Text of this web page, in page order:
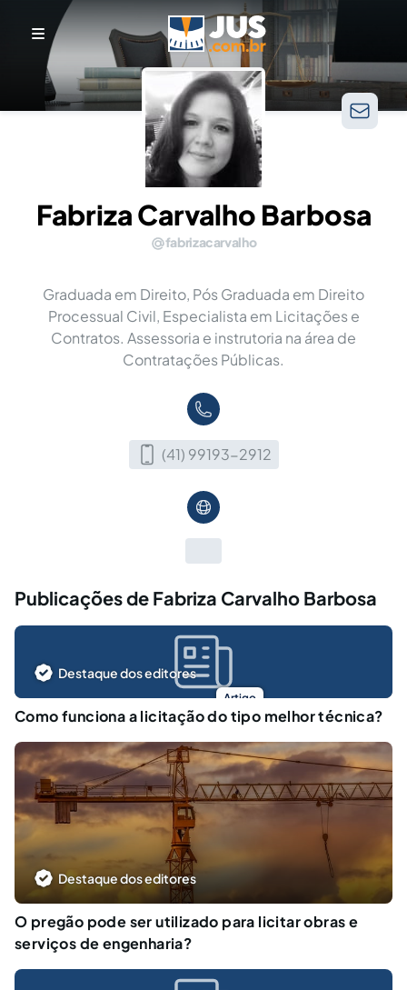
Fabriza Carvalho Barbosa
fabrizacarvalho
Graduada em Direito, Pós Graduada em Direito
Processual Civil, Especialista em Licitações e
Contratos. Assessoria e instrutoria na área de
Contratações Públicas.
(41) 99193-2912
Publicações de Fabriza Carvalho Barbosa
Artigo
Destaque dos editores
Como funciona a licitação do tipo melhor técnica?
Destaque dos editores
O pregão pode ser utilizado para licitar obras e
serviços de engenharia?